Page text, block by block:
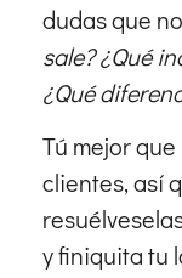
dudas que
sale? ¿Qué
¿Qué
Tú mejor
clientes, así
y finiquita tu